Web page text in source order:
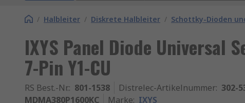
/ Halbleiter / Diskrete Halbleiter / Schottky-Dioden
IXYS Panel Diode Universal
7-Pin Y1-CU
RS Best.-Nr.: 801-1538 Distrelec-Artikelnummer: 302-
MDMA380P1600KC
Marke: IXYS